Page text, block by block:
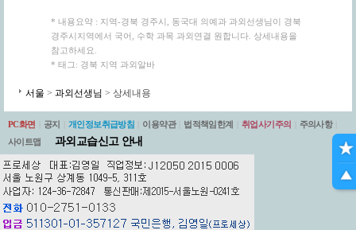
* 내용요약 : 지역-경북 경주시, 동국대 의예과 과외선생님이 경북
경주시지역에서 국어, 수학 과목 과외연결 원합니다. 상세내용을
참고하세요.
* 태그: 경북 지역 과외알바
서울 > 과외선생님 > 상세내용
PC화면 공지 개인정보취급방침 이용약관 법적책임한계 취업사기주의 주의사항
사이트맵
과외교습신고 안내